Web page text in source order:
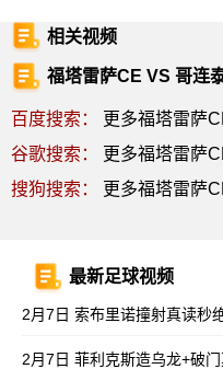
相关视频
福塔雷萨CE VS 哥连
百度搜索：
更多福塔雷萨
谷歌搜索：
更多福塔雷萨
搜狗搜索：
更多福塔雷萨
最新足球视频
2月7日 索布里诺撞射真读秒
2月7日 菲利克斯造乌龙+破